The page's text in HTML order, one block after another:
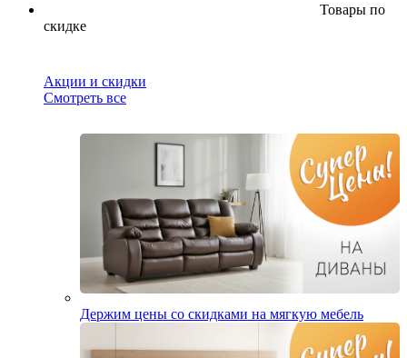
Товары по
скидке
Акции и скидки
Смотреть все
Держим цены со скидками на мягкую мебель